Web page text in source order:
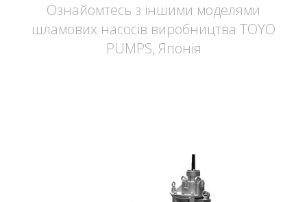
Ознайомтесь з іншими моделями
шламових насосів виробництва TOYO
PUMPS, Японія